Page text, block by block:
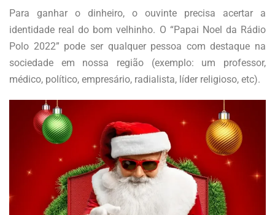
Para ganhar o dinheiro, o ouvinte precisa acertar a
identidade real do bom velhinho. O “Papai Noel da Rádio
Polo 2022” pode ser qualquer pessoa com destaque na
sociedade em nossa região (exemplo: um professor,
médico, político, empresário, radialista, líder religioso, etc).